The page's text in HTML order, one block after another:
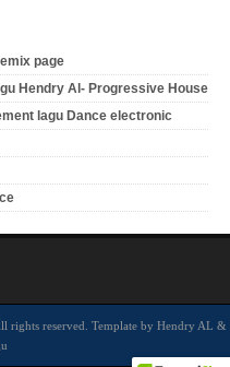
page
Hendry Al- Progressive House
lagu Dance electronic
rights reserved. Template by Hendry AL &